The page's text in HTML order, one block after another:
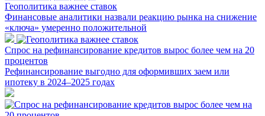
Геополитика важнее ставок
Финансовые аналитики назвали реакцию рынка на снижение
«ключа» умеренно положительной
Спрос на рефинансирование кредитов вырос более чем на 20
процентов
Рефинансирование выгодно для оформивших заем или
ипотеку в 2024–2025 годах